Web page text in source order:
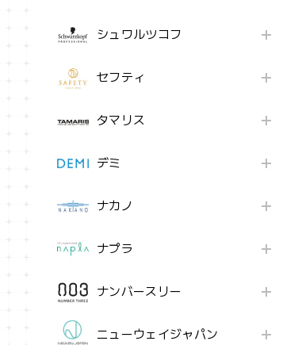
シュワルツコフ
セフティ
タマリス
デミ
ナカノ
ナプラ
ナンバースリー
ニューウェイジャパン